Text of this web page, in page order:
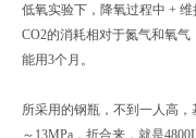
低氧实验下，降氧过程中 + 维
CO2的消耗相对于氮气和氧
能用3个月。
所采用的钢瓶，不到一人高
～13MPa，折合来，就是